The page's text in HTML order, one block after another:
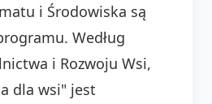
i Środowiska są
Według
i Rozwoju Wsi,
dla wsi" jest